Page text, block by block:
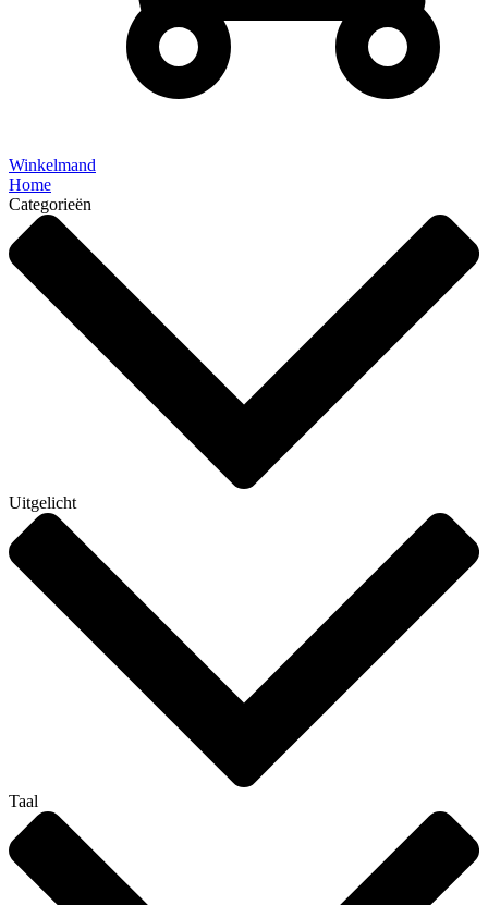
Winkelmand
Home
Categorieën
Uitgelicht
Taal